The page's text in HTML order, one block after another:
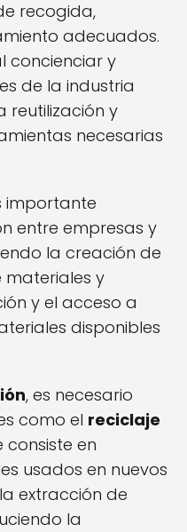
recogida,
adecuados.
concienciar y
de la industria
reutilización y
necesarias
importante
entre empresas y
la creación de
materiales y
y el acceso a
disponibles
, es necesario
como el reciclaje
consiste en
usados en nuevos
extracción de
la